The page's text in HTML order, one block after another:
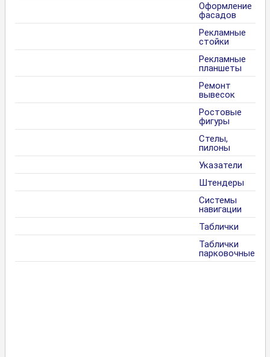
Оформление
фасадов
Рекламные
стойки
Рекламные
планшеты
Ремонт
вывесок
Ростовые
фигуры
Стелы,
пилоны
Указатели
Штендеры
Системы
навигации
Таблички
Таблички
парковочные